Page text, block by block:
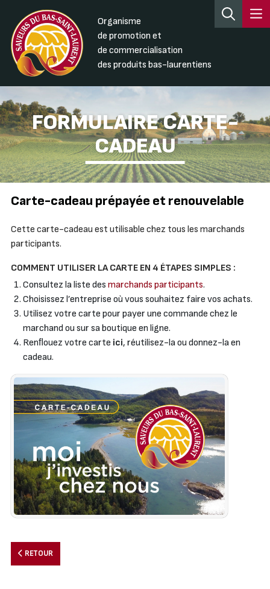
Organisme
de promotion et
de commercialisation
des produits bas-laurentiens
FORMULAIRE CARTE-
CADEAU
Carte-cadeau prépayée et renouvelable
Cette carte-cadeau est utilisable chez tous les marchands
participants.
COMMENT UTILISER LA CARTE EN 4 ÉTAPES SIMPLES :
Consultez la liste des marchands participants.
Choisissez l’entreprise où vous souhaitez faire vos achats.
Utilisez votre carte pour payer une commande chez le
marchand ou sur sa boutique en ligne.
Renﬂouez votre carte ici, réutilisez-la ou donnez-la en
cadeau.
RETOUR